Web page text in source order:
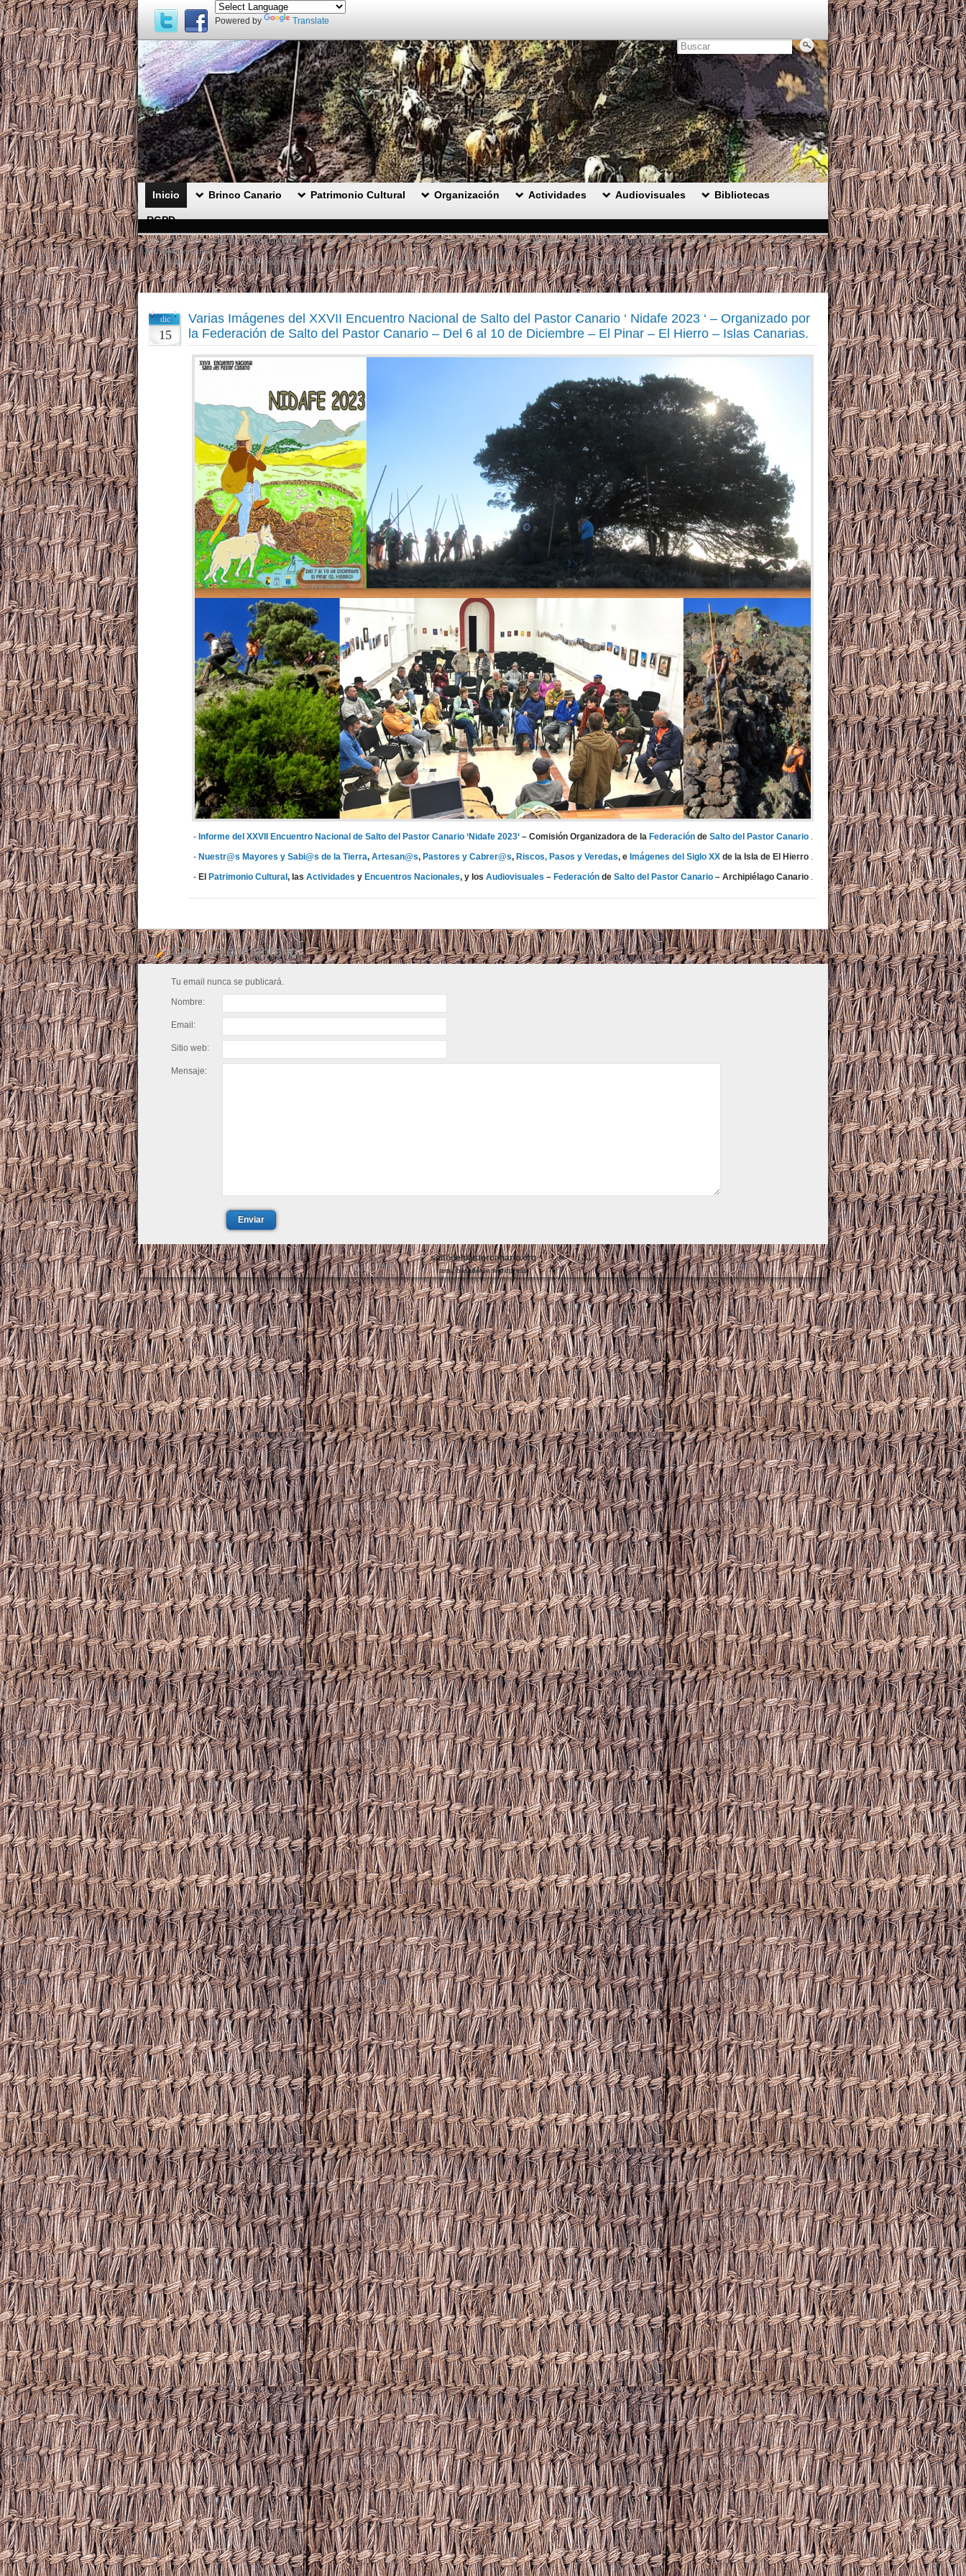
Powered by Translate
Inicio Brinco Canario Patrimonio Cultural Organización Actividades Audiovisuales Bibliotecas
RGPD .
«Actividades Culturales del XXVII Encuentro Nacional de Salto del Pastor Canario ‘Nidafe 2023‘ del 7 al 10 de Diciembre – Organiza la Federación de Salto del Pastor Canario – Isla de El Hierro –
Archipiélago Canario.
Continuidad en el 2024 del Procedimiento y los Formularios para Federar Colectivos, Jurrias, y Saltadores – Junta de Gobierno de la Federación de Salto del Pastor Canario – Diciembre de 2023 –
Archipiélago Canario.»
dic
15
Varias Imágenes del XXVII Encuentro Nacional de Salto del Pastor Canario ‘ Nidafe 2023 ‘ – Organizado por
la Federación de Salto del Pastor Canario – Del 6 al 10 de Diciembre – El Pinar – El Hierro – Islas Canarias.
- Informe del XXVII Encuentro Nacional de Salto del Pastor Canario ‘Nidafe 2023‘– Comisión Organizadora de la Federaciónde Salto del Pastor Canario.
- Nuestr@s Mayores y Sabi@s de la Tierra, Artesan@s, Pastores y Cabrer@s, Riscos, Pasos y Veredas, e Imágenes del Siglo XXde la Isla de El Hierro.
-El Patrimonio Cultural, las Actividades y Encuentros Nacionales, y los Audiovisuales – Federaciónde Salto del Pastor Canario –Archipiélago Canario.
Deja un comentario
Tu email nunca se publicará.
Nombre:
Email:
Sitio web:
Mensaje:
Enviar
saltodelpastorcanario.org
tema basado en wordpress